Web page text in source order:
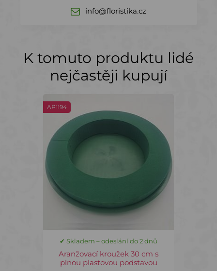
info@floristika.cz
K tomuto produktu lidé
nejčastěji kupují
AP1194
✔ Skladem – odeslání do 2 dnů
Aranžovací kroužek 30 cm s
plnou plastovou podstavou